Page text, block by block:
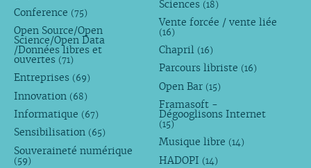
Conference (75)
Open Source/Open
Science/Open Data
/Données libres et
ouvertes (71)
Entreprises (69)
Innovation (68)
Informatique (67)
Sensibilisation (65)
Souveraineté numérique
(59)
Sciences (18)
Vente forcée / vente liée
(16)
Chapril (16)
Parcours libriste (16)
Open Bar (15)
Framasoft -
Dégooglisons Internet
(15)
Musique libre (14)
HADOPI (14)